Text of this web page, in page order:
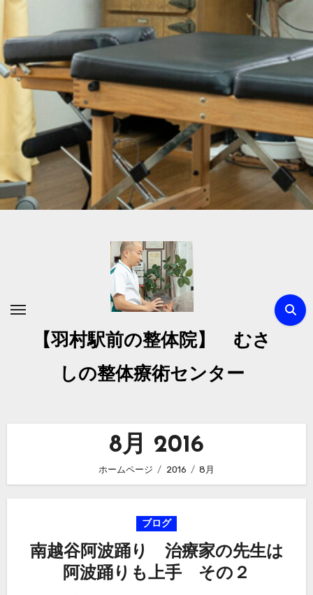
を
ス
【羽村駅前の整体院】 むさ
しの整体療術センター
8月 2016
ホームページ 2016 8月
ブログ
南越谷阿波踊り 治療家の先生は
阿波踊りも上手 その２